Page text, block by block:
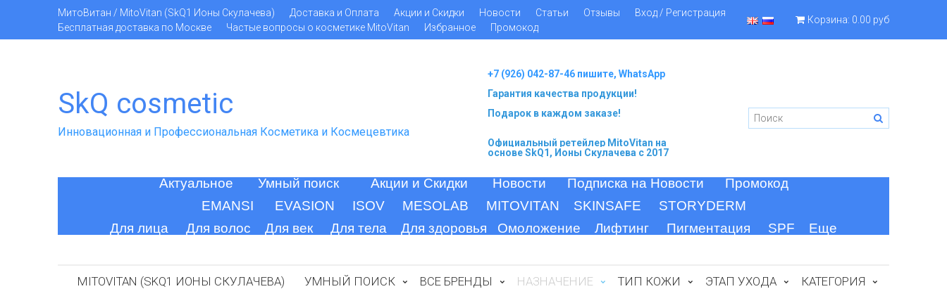
МитоВитан / MitoVitan (SkQ1 Ионы Скулачева) Доставка и Оплата Акции и Скидки Новости Статьи Отзывы
Вход / Регистрация
Бесплатная доставка по Москве
Частые вопросы о косметике MitoVitan Избранное Промокод
Корзина: 0.00 руб
SkQ cosmetic
Инновационная и Профессиональная Косметика и Космецевтика
+7 (926) 042-87-46 пишите, WhatsApp
Гарантия качества продукции!
Подарок в каждом заказе!
Официальный ретейлер MitoVitan на
основе SkQ1, Ионы Скулачева c 2017
Актуальное Умный поиск Акции и Скидки Новости Подписка на Новости
Промокод
EMANSI
EVASION ISOV MESOLAB MITOVITAN SKINSAFE
STORYDERM
Для лица
Для волос Для век Для тела Для здоровья Омоложение Лифтинг Пигментация SPF Еще
MITOVITAN (SKQ1 ИОНЫ СКУЛАЧЕВА) УМНЫЙ ПОИСК ВСЕ БРЕНДЫ НАЗНАЧЕНИЕ ТИП КОЖИ ЭТАП УХОДА КАТЕГОРИЯ